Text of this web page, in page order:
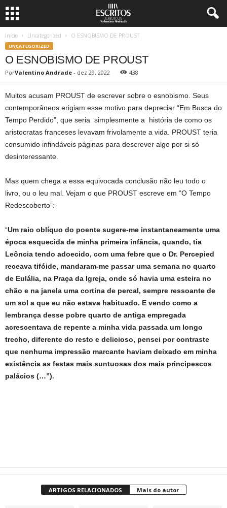
Início Uncategorized O ESNOBISMO DE PROUST
UNCATEGORIZED
O ESNOBISMO DE PROUST
PorValentino Andrade - dez 29, 2022 438
Muitos acusam PROUST de escrever sobre o esnobismo. Seus
contemporâneos erigiam esse motivo para depreciar “Em Busca do
Tempo Perdido”, que seria simplesmente a história de como os
aristocratas franceses levavam frivolamente a vida. PROUST teria
consumido infindáveis páginas para descrever algo por si só
desinteressante.
Mas quem chega a essa equivocada conclusão não leu todo o
livro, ou o leu mal. Vejam o que PROUST escreve em “O Tempo
Redescoberto”:
“Um raio oblíquo do poente sugere-me instantaneamente uma
época esquecida de minha primeira infância, quando, tia
Leôncia tendo adoecido, com uma febre que o Dr. Percepied
receava tifóide, mandaram-me passar uma semana no quarto
de Eulália, na Praça da Igreja, onde só havia uma esteira no
chão e na janela uma cortina de percal, sempre ressoante de
um sol a que eu não estava habituado. E vendo como a
lembrança desse pobre quarto de antiga empregada
acrescentava de repente a minha vida passada um longo
trecho, diferente do resto e delicioso, pensei por contraste
que nenhuma impressão marcante haviam deixado em minha
existência as festas mais suntuosas dos mais principescos
palácios (…”).
ARTIGOS RELACIONADOS Mais do autor